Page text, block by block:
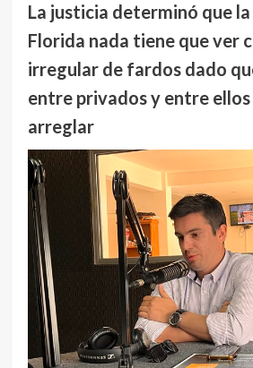
La justicia determinó que
Florida nada tiene que ver
irregular de fardos dado
entre privados y entre
arreglar